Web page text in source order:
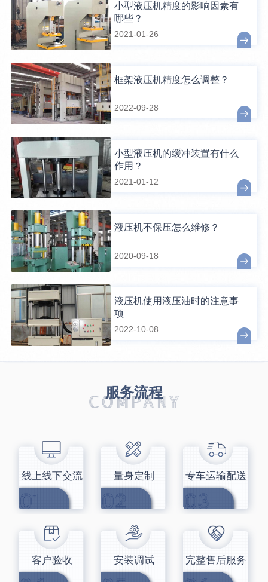
小型液压机精度的影响因素有
哪些？
2021-01-26
框架液压机精度怎么调整？
2022-09-28
小型液压机的缓冲装置有什么
作用？
2021-01-12
液压机不保压怎么维修？
2020-09-18
液压机使用液压油时的注意事
项
2022-10-08
服务流程
线上线下交流 量身定制 专车运输配送
客户验收 安装调试 完整售后服务